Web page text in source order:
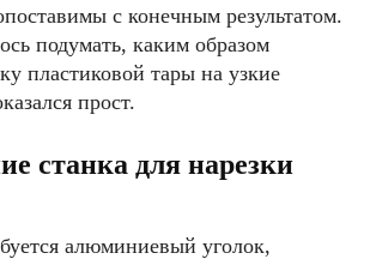
с конечным результатом.
подумать, каким образом
пластиковой тары на узкие
прост.
станка для нарезки
алюминиевый уголок,